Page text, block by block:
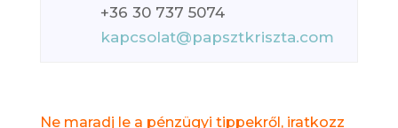
+36 30 737 5074
kapcsolat@papsztkriszta.com
Ne maradj le a pénzügyi tippekről, iratkozz